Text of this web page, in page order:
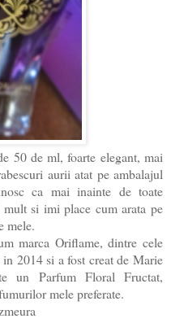
50 de ml, foarte elegant, mai
aurii atat pe ambalajul
ca mai inainte de toate
si imi place cum arata pe
mele.
marca Oriflame, dintre cele
2014 si a fost creat de Marie
un Parfum Floral Fructat,
mele preferate.